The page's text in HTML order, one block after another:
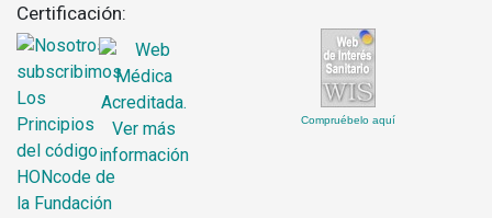
Certificación:
Compruébelo aquí